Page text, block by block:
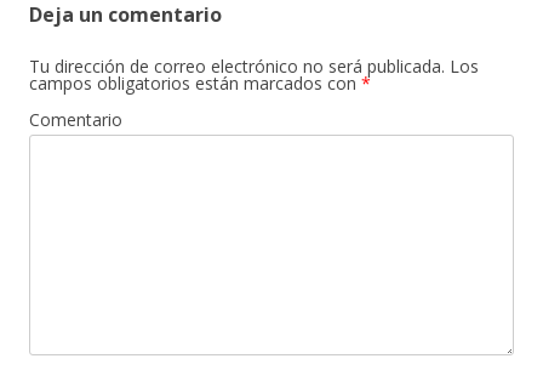
Deja un comentario
Tu dirección de correo electrónico no será publicada. Los
campos obligatorios están marcados con *
Comentario